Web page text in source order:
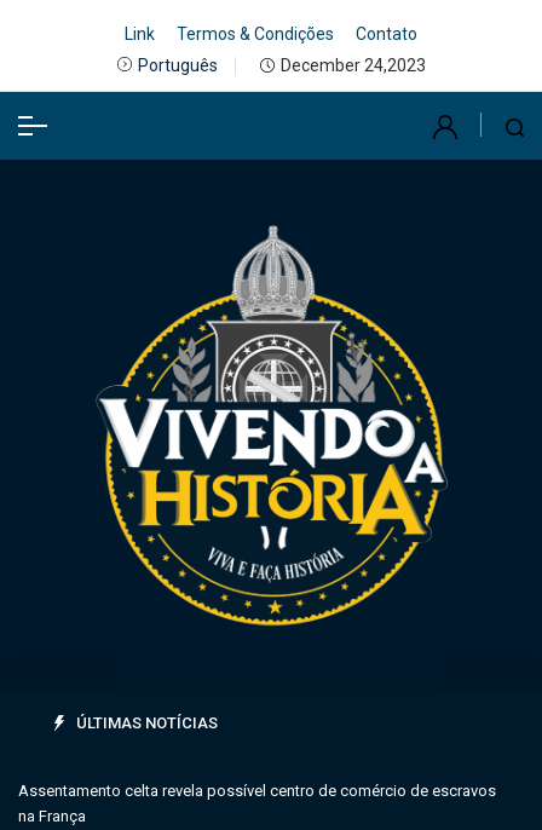
Link Termos & Condições
Contato
Português
December 24,2023
ÚLTIMAS NOTÍCIAS
Assentamento celta revela possível centro de comércio de escravos
na França